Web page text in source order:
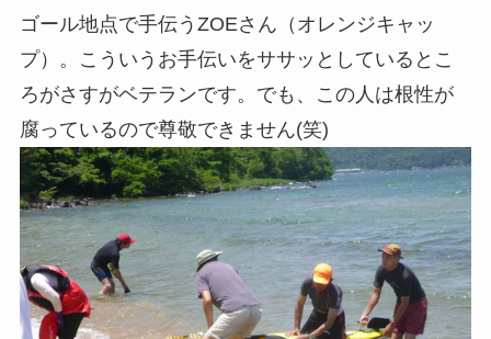
ゴール地点で手伝うZOEさん（オレンジキャッ
プ）。こういうお手伝いをササッとしているとこ
ろがさすがベテランです。でも、この人は根性が
腐っているので尊敬できません(笑)